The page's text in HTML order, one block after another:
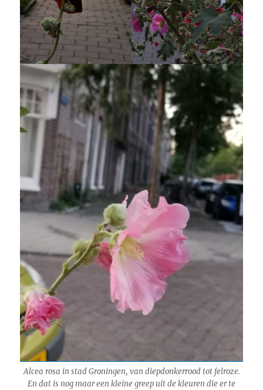
Alcea rosa in stad Groningen, van diepdonkerrood tot felroze.
En dat is nog maar een kleine greep uit de kleuren die er te